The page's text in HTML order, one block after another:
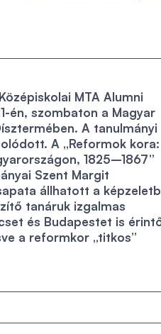
MTA Alumni
én, szombaton a Magyar
A tanulmányi
A „Reformok kora:
1825–1867”
Szent Margit
állhatott a
tanáruk izgalmas
és Budapestet is
a reformkor „titkos”